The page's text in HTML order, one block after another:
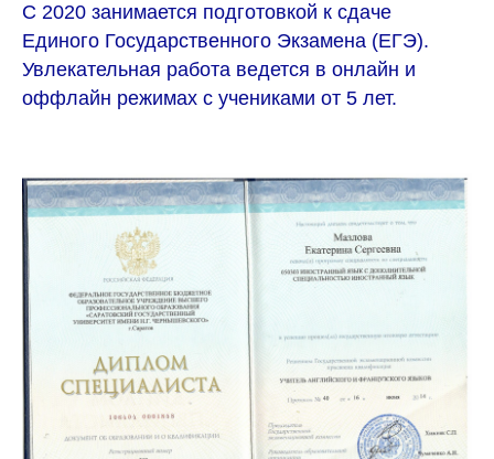
С 2020 занимается подготовкой к сдаче
Единого Государственного Экзамена (ЕГЭ).
Увлекательная работа ведется в онлайн и
оффлайн режимах с учениками от 5 лет.